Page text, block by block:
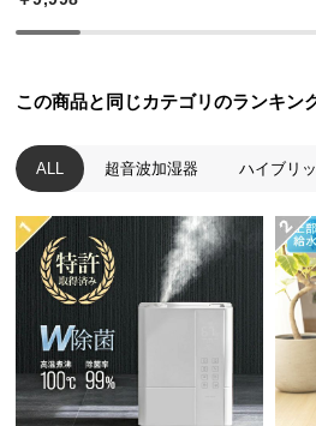
搬
経
路
に
つ
い
て
返
品・
キ
この商品と同じカテゴリのランキン
ALL 超音波加湿器 ハイブリ